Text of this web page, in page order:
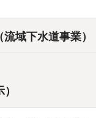
域下水道事業）